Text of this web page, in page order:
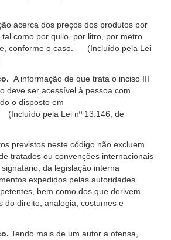
acerca dos preços dos produtos por
como por quilo, por litro, por metro
conforme o caso. (Incluído pela Lei
A informação de que trata o inciso III
deve ser acessível à pessoa com
o disposto em
pela Lei nº 13.146, de
previstos neste código não excluem
tratados ou convenções internacionais
da legislação interna
expedidos pelas autoridades
bem como dos que derivem
do direito, analogia, costumes e
Tendo mais de um autor a ofensa,